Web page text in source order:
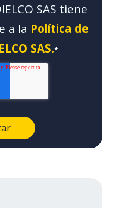
SAS tiene
a la Política de
SAS.*